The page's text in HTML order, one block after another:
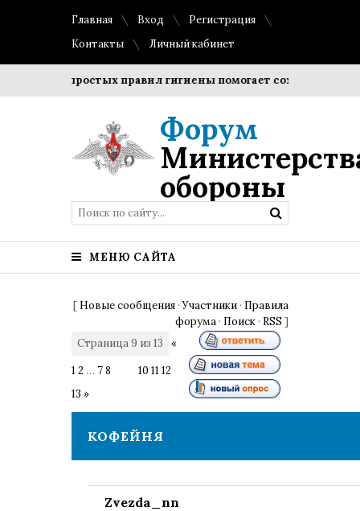
Главная Вход
Регистрация
Контакты
Личный кабинет
простых правил гигиены помогает сохранить
Форум
обороны
МЕНЮ САЙТА
[ Новые сообщения ·Участники · Правила
форума · Поиск · RSS ]
Страница9 из 13
«
1 2 … 78 10 11 12
13 »
КОФЕЙНЯ
Zvezda_nn